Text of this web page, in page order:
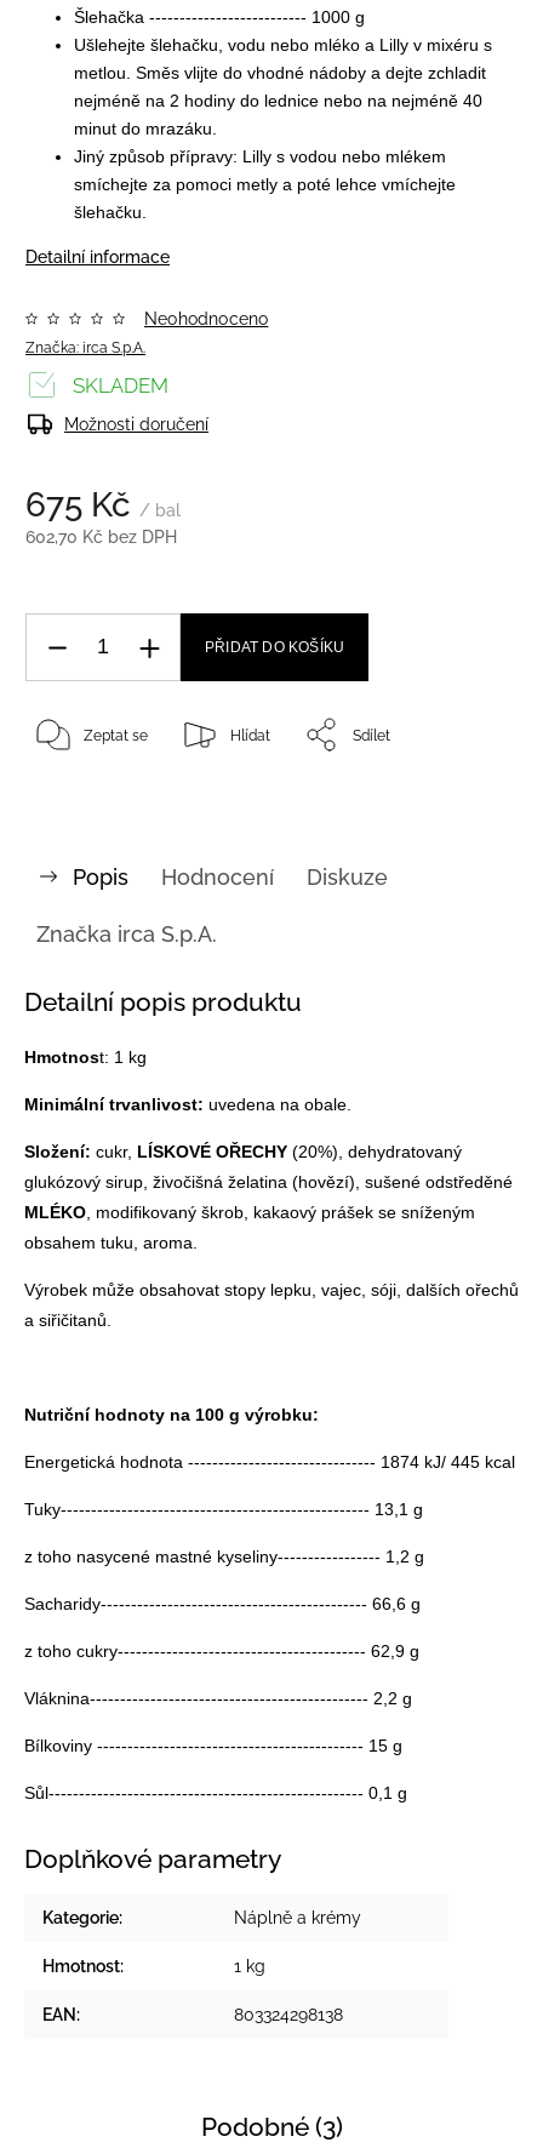
Šlehačka -------------------------- 1000 g
Ušlehejte šlehačku, vodu nebo mléko a Lilly v mixéru s
metlou. Směs vlijte do vhodné nádoby a dejte zchladit
nejméně na 2 hodiny do lednice nebo na nejméně 40
minut do mrazáku.
Jiný způsob přípravy: Lilly s vodou nebo mlékem
smíchejte za pomoci metly a poté lehce vmíchejte
šlehačku.
Detailní informace
Značka: irca S.p.A.
Neohodnoceno
675 Kč / bal
602,70 Kč bez DPH
SKLADEM
Možnosti doručení
PŘIDAT DO KOŠÍKU
Zeptat se Hlídat Sdílet
Popis Hodnocení Diskuze
Značka irca S.p.A.
Detailní popis produktu
Hmotnost: 1 kg
Minimální trvanlivost: uvedena na obale.
Složení: cukr, LÍSKOVÉ OŘECHY (20%), dehydratovaný
glukózový sirup, živočišná želatina (hovězí), sušené odstředěné
MLÉKO , modifikovaný škrob, kakaový prášek se sníženým
obsahem tuku, aroma.
Výrobek může obsahovat stopy lepku, vajec, sóji, dalších ořechů
a siřičitanů.
Nutriční hodnoty na 100 g výrobku:
Energetická hodnota ------------------------------- 1874 kJ/ 445 kcal
Tuky--------------------------------------------------- 13,1 g
z toho nasycené mastné kyseliny----------------- 1,2 g
Sacharidy-------------------------------------------- 66,6 g
z toho cukry----------------------------------------- 62,9 g
Vláknina---------------------------------------------- 2,2 g
Bílkoviny -------------------------------------------- 15 g
Sůl---------------------------------------------------- 0,1 g
Doplňkové parametry
Kategorie: Náplně a krémy
Hmotnost: 1 kg
EAN: 803324298138
Podobné (3)